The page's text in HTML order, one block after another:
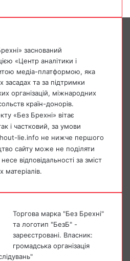
заснований
«Центр аналітики і
медіа-платформою, яка
та за підтримки
організацій, міжнародних
країн-донорів.
«Без Брехні» вітає
і частковий, за умови
lie.info не нижче першого
сайту може не поділяти
відповідальності за зміст
матеріалів.
Торгова марка "Без Брехні"
та логотип "БезБ" -
зареєстровані. Власник:
громадська організація